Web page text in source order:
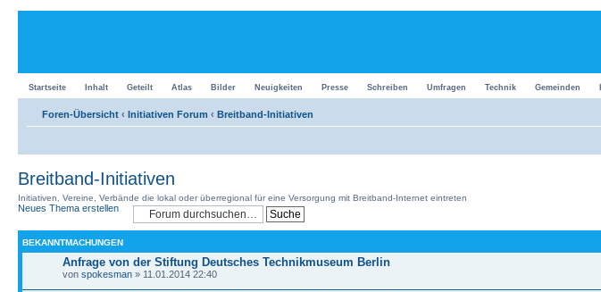
Startseite Inhalt Geteilt Atlas Bilder Neuigkeiten Presse Schreiben Umfragen Technik Gemeinden
Foren-Übersicht ‹ Initiativen Forum ‹ Breitband-Initiativen
Breitband-Initiativen
Initiativen, Vereine, Verbände die lokal oder überregional für eine Versorgung mit Breitband-Internet eintreten
Neues Thema erstellen
BEKANNTMACHUNGEN
Anfrage von der Stiftung Deutsches Technikmuseum Berlin
von spokesman » 11.01.2014 22:40